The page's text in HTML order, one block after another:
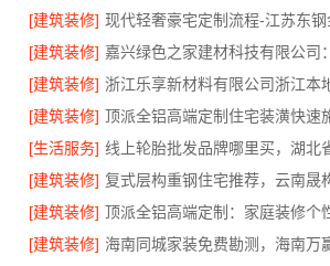
[建筑装修]
[建筑装修]
[建筑装修]
[建筑装修] 顶派全铝高端定制住宅装潢快速
[生活服务]
[建筑装修]
[建筑装修]
[建筑装修]